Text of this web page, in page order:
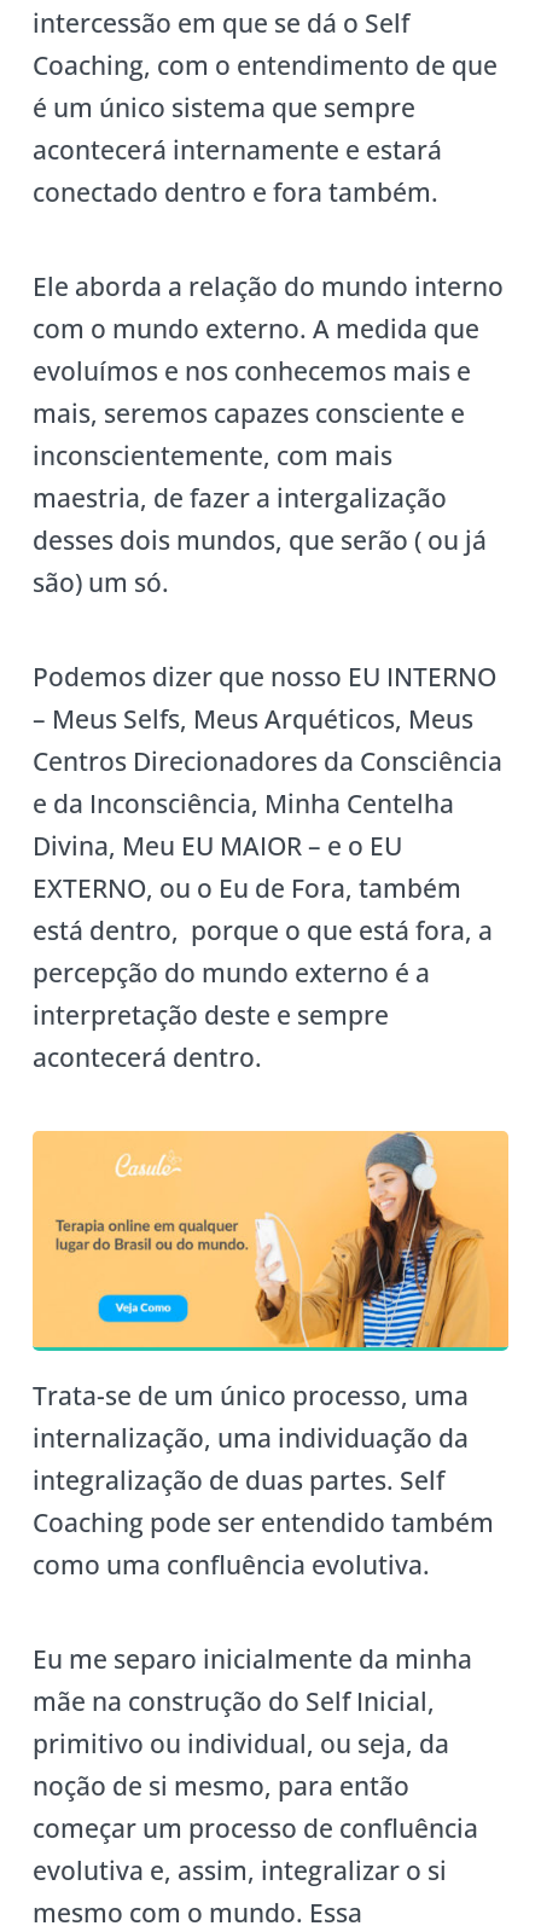
intercessão em que se dá o Self
Coaching, com o entendimento de que
é um único sistema que sempre
acontecerá internamente e estará
conectado dentro e fora também.
Ele aborda a relação do mundo interno
com o mundo externo. A medida que
evoluímos e nos conhecemos mais e
mais, seremos capazes consciente e
inconscientemente, com mais
maestria, de fazer a intergalização
desses dois mundos, que serão ( ou já
são) um só.
Podemos dizer que nosso EU INTERNO
– Meus Selfs, Meus Arquéticos, Meus
Centros Direcionadores da Consciência
e da Inconsciência, Minha Centelha
Divina, Meu EU MAIOR – e o EU
EXTERNO, ou o Eu de Fora, também
está dentro, porque o que está fora, a
percepção do mundo externo é a
interpretação deste e sempre
acontecerá dentro.
Trata-se de um único processo, uma
internalização, uma individuação da
integralização de duas partes. Self
Coaching pode ser entendido também
como uma confluência evolutiva.
Eu me separo inicialmente da minha
mãe na construção do Self Inicial,
primitivo ou individual, ou seja, da
noção de si mesmo, para então
começar um processo de confluência
evolutiva e, assim, integralizar o si
mesmo com o mundo. Essa